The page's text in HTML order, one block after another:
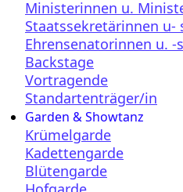
Ministerinnen u.
Staatssekretärinnen u-
Ehrensenatorinnen u. -
Backstage
Vortragende
Standartenträger/in
Garden & Showtanz
Krümelgarde
Kadettengarde
Blütengarde